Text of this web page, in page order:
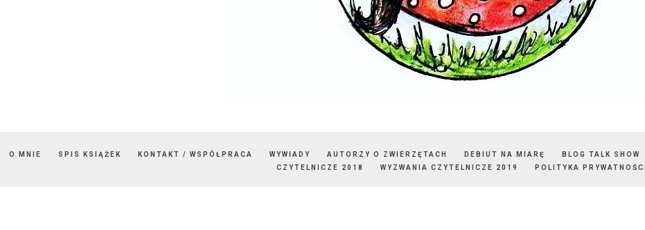
O MNIE SPIS KSIĄŻEK KONTAKT / WSPÓŁPRACA WYWIADY AUTORZY O ZWIERZĘTACH DEBIUT NA MIARĘ BLOG TALK SHOW
CZYTELNICZE 2018
WYZWANIA CZYTELNICZE 2019 POLITYKA PRYWATNOŚCI